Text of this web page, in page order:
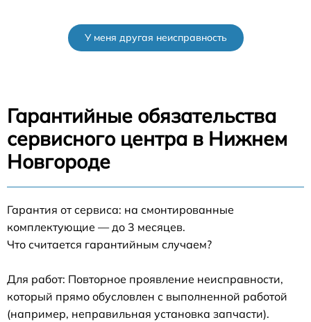
У меня другая неисправность
Гарантийные обязательства
сервисного центра в Нижнем
Новгороде
Гарантия от сервиса: на смонтированные
комплектующие — до 3 месяцев.
Что считается гарантийным случаем?
Для работ: Повторное проявление неисправности,
который прямо обусловлен с выполненной работой
(например, неправильная установка запчасти).